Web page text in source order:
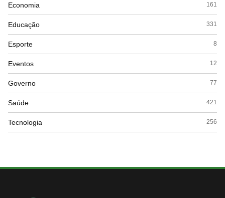
Economia 161
Educação 331
Esporte 8
Eventos 12
Governo 77
Saúde 421
Tecnologia 256